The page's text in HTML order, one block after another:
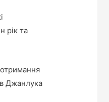
рік та
Джанлука